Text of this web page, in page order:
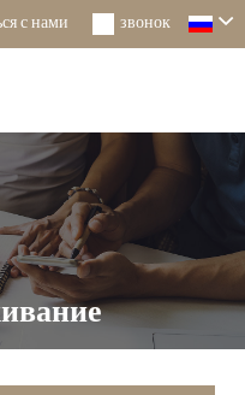
звонок
с нами